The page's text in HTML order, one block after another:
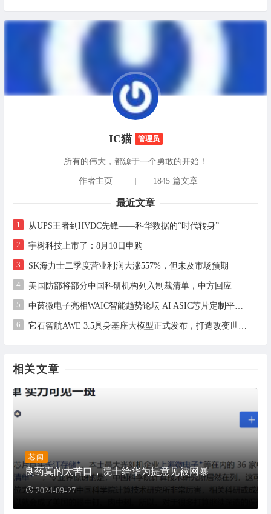
IC猫 管理员
所有的伟大，都源于一个勇敢的开始！
作者主页 1845 篇文章
最近文章
1 从UPS王者到HVDC先锋——科华数据的“时代转身”
2 宇树科技上市了：8月10日申购
3 SK海力士二季度营业利润大涨557%，但未及市场预期
4 美国防部将部分中国科研机构列入制裁清单，中方回应
5
6
相关文章
芯闻
良药真的太苦口，院士给华为提意见被网暴
2024-09-27